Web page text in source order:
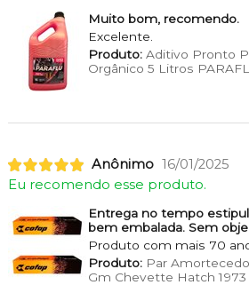
Muito bom, recomendo.
Excelente.
Produto:Aditivo Pronto
Orgânico 5 Litros
Anônimo 16/01/2025
Eu recomendo esse produto.
Entrega no tempo
bem embalada. Sem
Produto com mais 70
Produto:Par
Gm Chevette Hatch 1973